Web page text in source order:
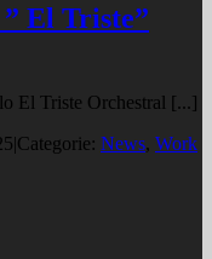
El Triste”
El Triste Orchestral [...]
|Categorie: News, Work